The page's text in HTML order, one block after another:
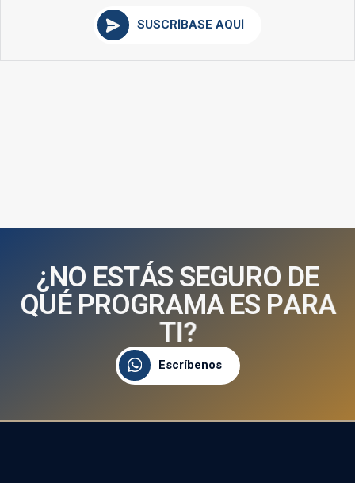
SUSCRÍBASE AQUÍ
¿NO ESTÁS SEGURO DE
QUÉ PROGRAMA ES PARA
TI?
Escríbenos